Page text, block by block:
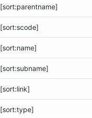
[sort:parentname]
[sort:scode]
[sort:name]
[sort:subname]
[sort:link]
[sort:type]